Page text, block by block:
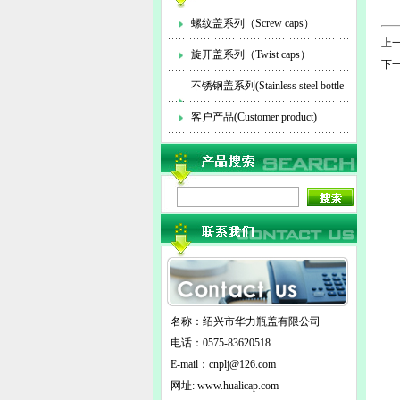
螺纹盖系列（Screw caps）
旋开盖系列（Twist caps）
不锈钢盖系列(Stainless steel bottle
cap)
客户产品(Customer product)
名称：绍兴市华力瓶盖有限公司
电话：0575-83620518
E-mail： cnplj@126.com
网址: www.hualicap.com
上
下